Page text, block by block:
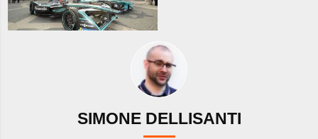
SIMONE DELLISANTI